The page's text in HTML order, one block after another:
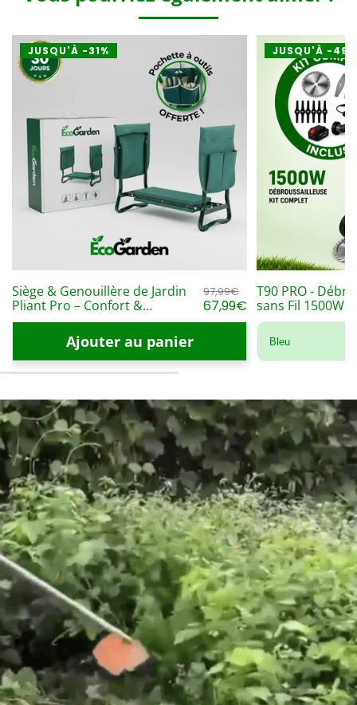
JUSQU'À -31%
Siège & Genouillère de Jardin
Pliant Pro – Confort &
Rangement
Prix
habituel
97,99€
Prix
soldé
67,99€
Ajouter au panier
JUSQU'À -49%
T90 PRO -
sans Fil 1500W
en 1 Coupe-